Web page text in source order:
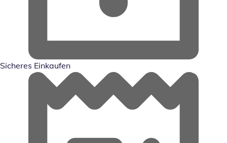
Sicheres Einkaufen